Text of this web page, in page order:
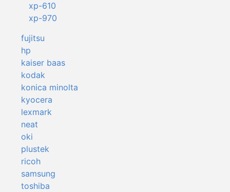
xp-610
xp-970
fujitsu
hp
kaiser baas
kodak
konica minolta
kyocera
lexmark
neat
oki
plustek
ricoh
samsung
toshiba